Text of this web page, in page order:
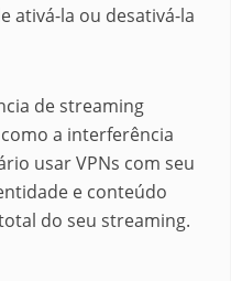
ativá-la ou desativá-la
de streaming
a interferência
usar VPNs com seu
e conteúdo
do seu streaming.